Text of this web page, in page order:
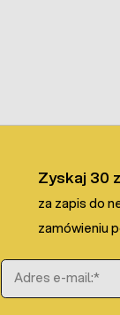
Zyskaj 30
za zapis do
zamówieniu
Adres e-mail